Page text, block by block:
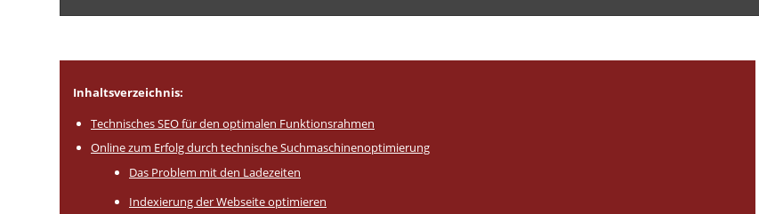
Inhaltsverzeichnis:
Technisches SEO für den optimalen Funktionsrahmen
Online zum Erfolg durch technische Suchmaschinenoptimierung
Das Problem mit den Ladezeiten
Indexierung der Webseite optimieren